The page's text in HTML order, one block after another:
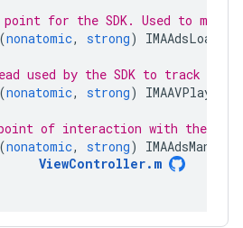
for the SDK. Used to make
(nonatomic, strong) IMAAdsLoader
used by the SDK to track
(nonatomic, strong)
of interaction with the
(nonatomic, strong)
IMAAdsManager
ViewController. m